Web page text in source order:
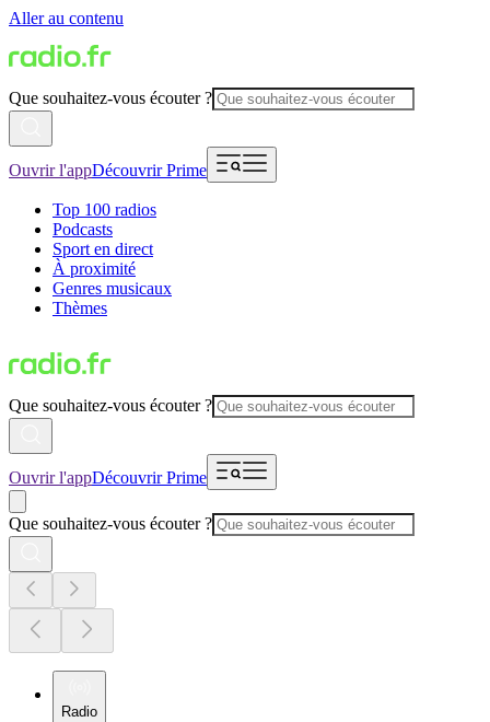
Aller au contenu
Que souhaitez-vous écouter ?
Ouvrir l'appDécouvrir Prime
Top 100 radios
Podcasts
Sport en direct
À proximité
Genres musicaux
Thèmes
Que souhaitez-vous écouter ?
Ouvrir l'appDécouvrir Prime
Que souhaitez-vous écouter ?
Radio